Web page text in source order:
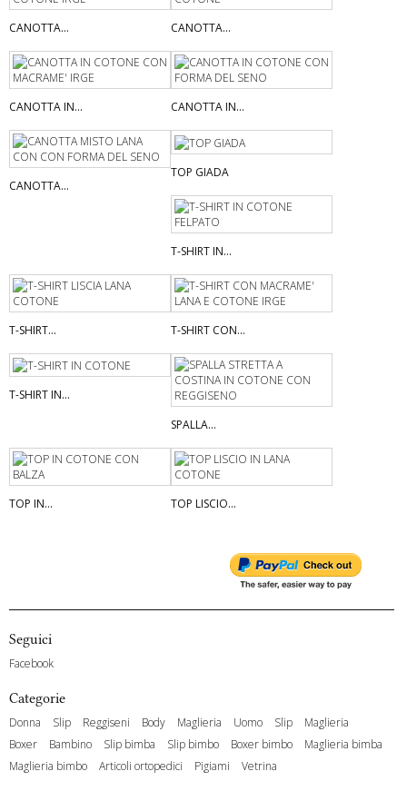
CANOTTA... CANOTTA...
CANOTTA IN... CANOTTA IN...
CANOTTA...
TOP GIADA
T-SHIRT IN...
T-SHIRT... T-SHIRT CON...
T-SHIRT IN...
SPALLA...
TOP IN... TOP LISCIO...
Seguici
Facebook
Categorie
Donna Slip Reggiseni Body Maglieria Uomo Slip
Maglieria
Boxer
Bambino Slip bimba Slip bimbo Boxer bimbo
Maglieria bimba
Maglieria bimbo
Articoli ortopedici Pigiami Vetrina